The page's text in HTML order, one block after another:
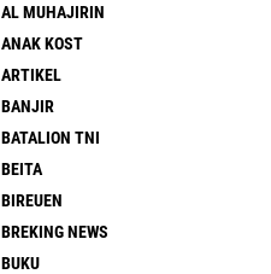
AL MUHAJIRIN
ANAK KOST
ARTIKEL
BANJIR
BATALION TNI
BEITA
BIREUEN
BREKING NEWS
BUKU